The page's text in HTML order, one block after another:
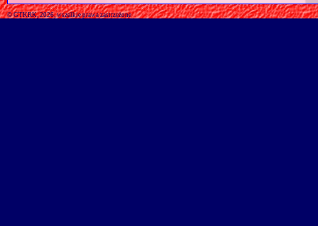
© GTKRK, 2026, wszelkie prawa zastrzeżone